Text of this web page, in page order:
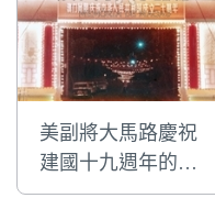
美副將大馬路慶祝
建國十九週年的國
慶牌樓